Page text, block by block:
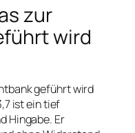
zur
wird
geführt wird
ist ein tief
Hingabe. Er